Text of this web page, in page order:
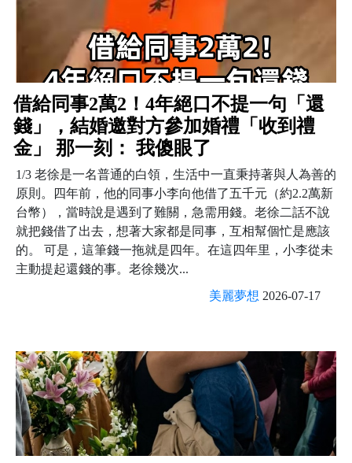
借給同事2萬2！4年絕口不提一句「還
錢」，結婚邀對方參加婚禮「收到禮
金」 那一刻： 我傻眼了
1/3 老徐是一名普通的白領，生活中一直秉持著與人為善的
原則。四年前，他的同事小李向他借了五千元（約2.2萬新
台幣），當時說是遇到了難關，急需用錢。老徐二話不說
就把錢借了出去，想著大家都是同事，互相幫個忙是應該
的。 可是，這筆錢一拖就是四年。在這四年里，小李從未
主動提起還錢的事。老徐幾次...
美麗夢想 2026-07-17